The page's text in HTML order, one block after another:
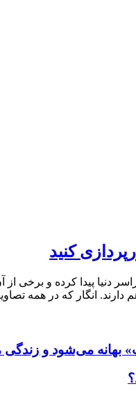
کنید
دنیا پیدا کرده و برخی
دارند. انگار که در همه
بهانه می‌شود و زندگی